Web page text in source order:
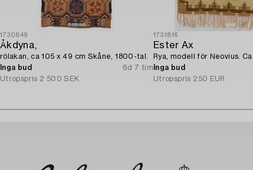
1730849
Åkdyna,
rölakan, ca 105 x 49 cm Skåne, 1800-tal.
Inga bud
6d 7 tim
Utropspris 2 500 SEK
1731816
Ester Ax
Rya, modell för Neovius. Ca
Inga bud
Utropspris 250 EUR